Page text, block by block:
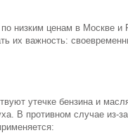
низким ценам в Москве и
их важность:
утечке бензина и
В противном случае из-за